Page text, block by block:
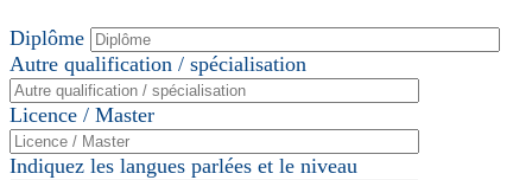
Diplôme
Autre qualification / spécialisation
Licence / Master
Indiquez les langues parlées et le niveau